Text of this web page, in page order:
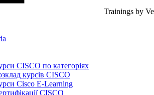
Trainings by
CISCO по категоріях
курсів CISCO
Cisco E-Learning
CISCO